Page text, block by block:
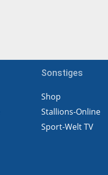
Sonstiges
Shop
Stallions-Online
Sport-Welt TV